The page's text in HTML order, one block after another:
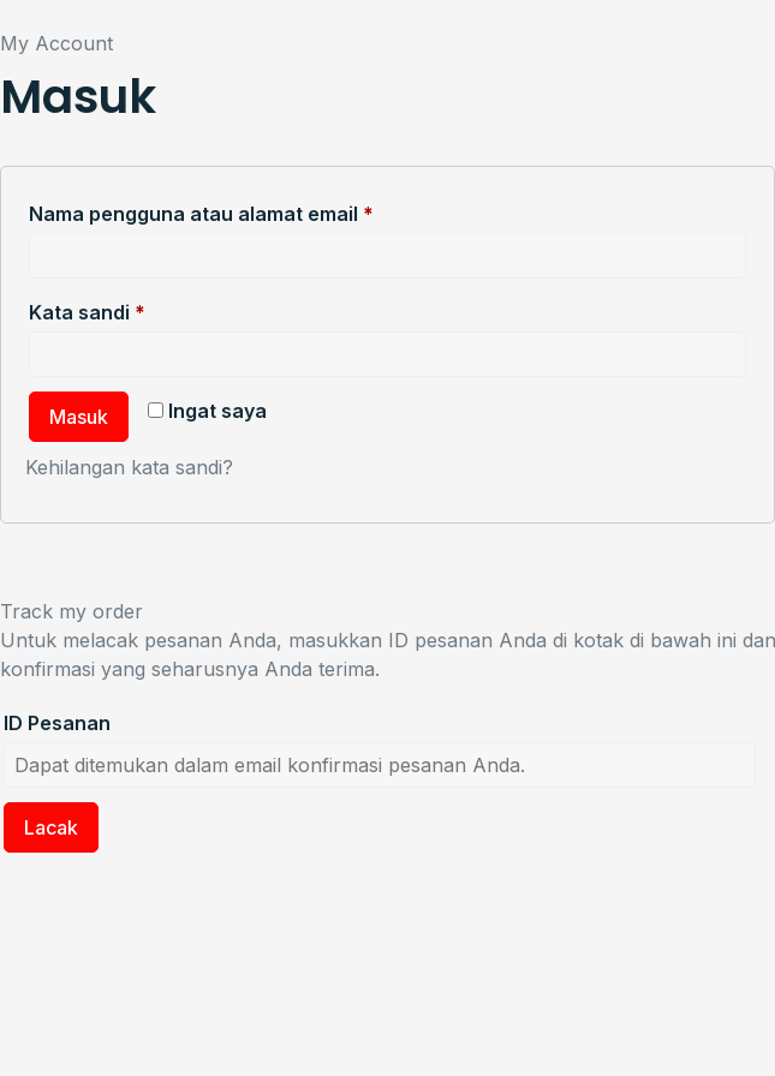
My Account
Masuk
Nama pengguna atau alamat email *
Kata sandi *
Ingat saya
Masuk
Kehilangan kata sandi?
Track my order
Untuk melacak pesanan Anda, masukkan ID pesanan Anda di kotak di bawah ini
konfirmasi yang seharusnya Anda terima.
ID Pesanan
Lacak